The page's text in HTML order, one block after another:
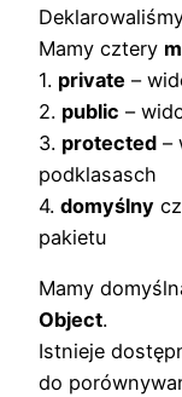
Mamy cztery
1. private –
2. public –
3. protected –
podklasasch
4. domyślny
pakietu
Mamy
Object.
Istnieje
do